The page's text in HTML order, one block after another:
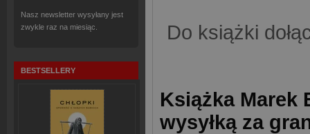
Nasz newsletter wysyłany jest
zwykle raz na miesiąc.
BESTSELLERY
Do książki
Książka Marek
wysyłką za